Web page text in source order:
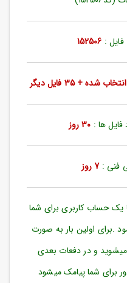
:
152506
شده + 35 فایل دیگر
فایل ها : 30 روز
فنی :7 روز
یک حساب کاربری برای شما
.برای اولین بار به صورت
و در دفعات بعدی
برای شما پیامک میشود